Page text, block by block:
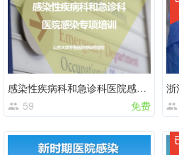
感染性疾病科和急诊科医院感染专项培训
59
免费